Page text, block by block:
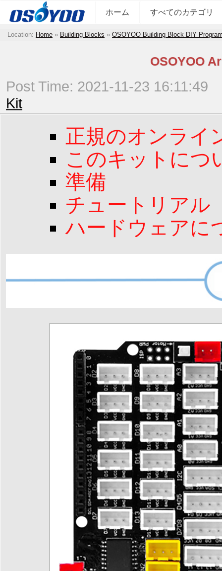
ホーム すべてのカテゴリ
Location: Home » Building Blocks » OSOYOO Building Block DIY
OSOYOO
Post Time: 2021-11-23 16:11:49
Kit
正規のオンライ
このキットにつ
準備
チュートリアル
ハードウェアに